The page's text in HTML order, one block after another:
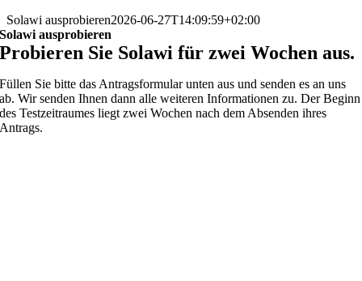
Solawi ausprobieren2026-06-27T14:09:59+02:00
Solawi ausprobieren
Probieren Sie Solawi für zwei Wochen aus.
Füllen Sie bitte das Antragsformular unten aus und senden es an uns
ab. Wir senden Ihnen dann alle weiteren Informationen zu. Der Beginn
des Testzeitraumes liegt zwei Wochen nach dem Absenden ihres
Antrags.